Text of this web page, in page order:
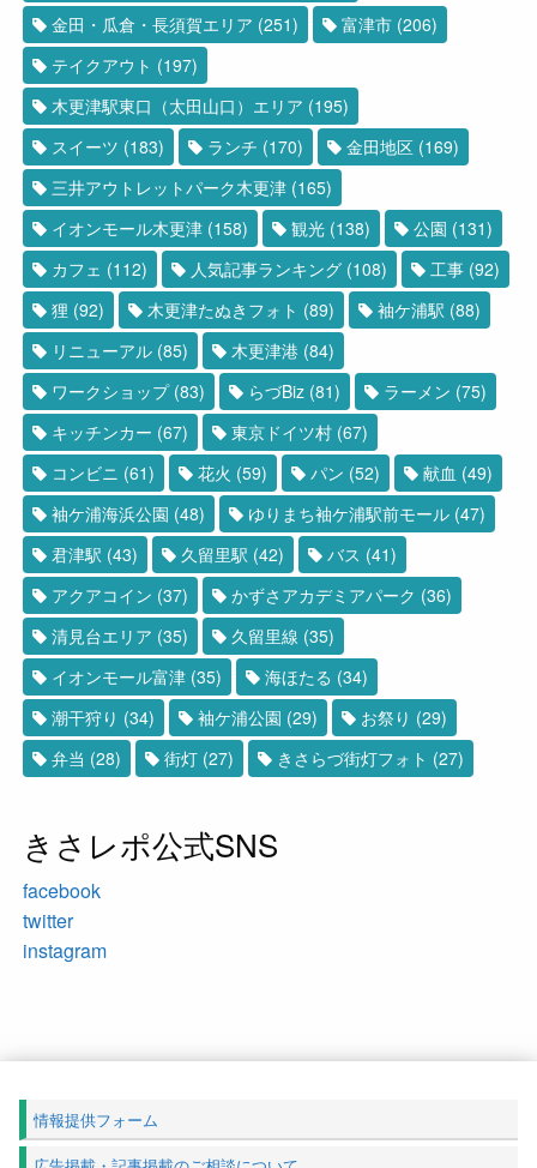
金田・瓜倉・長須賀エリア (251) 富津市 (206)
テイクアウト (197)
木更津駅東口（太田山口）エリア (195)
スイーツ (183) ランチ (170) 金田地区 (169)
三井アウトレットパーク木更津 (165)
イオンモール木更津 (158) 観光 (138) 公園 (131)
カフェ (112) 人気記事ランキング (108) 工事 (92)
狸 (92) 木更津たぬきフォト (89) 袖ケ浦駅 (88)
リニューアル (85) 木更津港 (84)
ワークショップ(83) らづBiz (81) ラーメン (75)
キッチンカー (67) 東京ドイツ村 (67)
コンビニ (61) 花火 (59) パン (52) 献血 (49)
袖ケ浦海浜公園 (48) ゆりまち袖ケ浦駅前モール (47)
君津駅 (43) 久留里駅 (42) バス (41)
アクアコイン (37) かずさアカデミアパーク (36)
清見台エリア (35) 久留里線 (35)
イオンモール富津 (35) 海ほたる (34)
潮干狩り (34) 袖ケ浦公園 (29) お祭り (29)
弁当 (28) 街灯 (27) きさらづ街灯フォト (27)
きさレポ公式SNS
facebook
twitter
instagram
情報提供フォーム